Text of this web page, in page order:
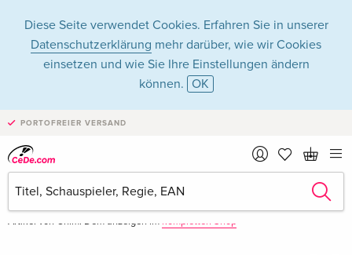
Diese Seite verwendet Cookies. Erfahren Sie in unserer
Datenschutzerklärung mehr darüber, wie wir Cookies
einsetzen und wie Sie Ihre Einstellungen ändern
können. OK
PORTOFREIER VERSAND
Chimi Dem in Filme
- Alle Formate
Artikel von Chimi Dem anzeigen im kompletten Shop